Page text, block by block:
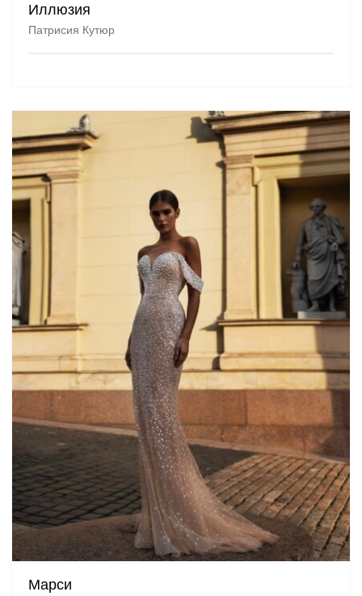
Иллюзия
Патрисия Кутюр
Марси